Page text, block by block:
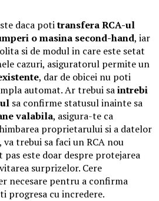
daca potitransfera RCA-ul
o masina second-hand, iar
si de modul in care este setat
cazuri, asiguratorul permite un
, dar de obicei nu poti
automat. Ar trebui saintrebi
sa confirme statusul inainte sa
valabila, asigura-te ca
proprietarului si a datelor
va trebui sa faci un RCA nou
pas este doar despre protejarea
surprizelor. Cere
necesare pentru a confirma
progresa cu incredere.